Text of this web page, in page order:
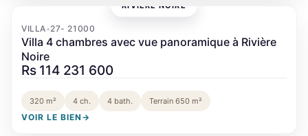
RIVIÈRE NOIRE
VILLA•27- 21000
Villa 4 chambres avec vue panoramique à Rivière
Noire
Rs 114 231 600
320 m² 4 ch. 4 bath. Terrain 650 m²
VOIR LE BIEN →